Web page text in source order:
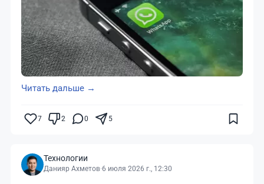
Читать дальше →
7 2 0 5
Технологии
Данияр Ахметов·6 июля 2026 г., 12:30